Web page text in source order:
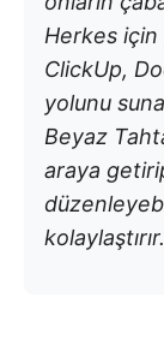
Herkes
ClickUp,
yolunu
Beyaz
araya
kolaylaştırır.